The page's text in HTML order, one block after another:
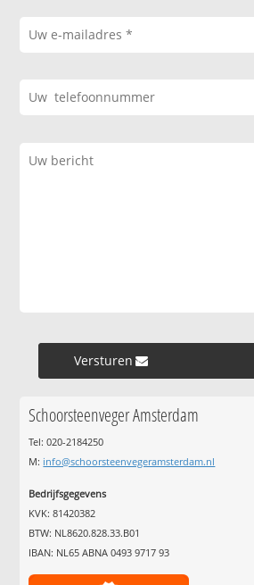
Versturen »
Schoorsteenveger Amsterdam
Tel: 020-2184250
M: info@schoorsteenvegeramsterdam.nl
Bedrijfsgegevens
KVK: 81420382
BTW: NL8620.828.33.B01
IBAN: NL65 ABNA 0493 9717 93